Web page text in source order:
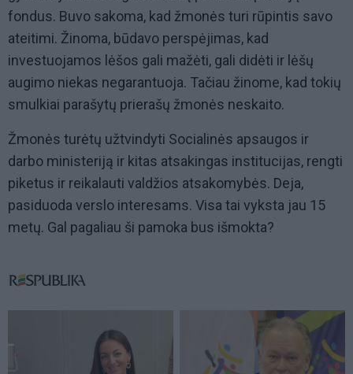
fondus. Buvo sakoma, kad žmonės turi rūpintis savo
ateitimi. Žinoma, būdavo perspėjimas, kad
investuojamos lėšos gali mažėti, gali didėti ir lėšų
augimo niekas negarantuoja. Tačiau žinome, kad tokių
smulkiai parašytų prierašų žmonės neskaito.
Žmonės turėtų užtvindyti Socialinės apsaugos ir
darbo ministeriją ir kitas atsakingas institucijas, rengti
piketus ir reikalauti valdžios atsakomybės. Deja,
pasiduoda verslo interesams. Visa tai vyksta jau 15
metų. Gal pagaliau ši pamoka bus išmokta?